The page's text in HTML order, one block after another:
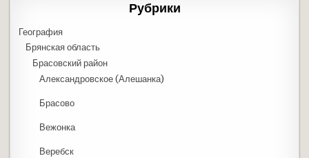
Рубрики
География
Брянская область
Брасовский район
Александровское (Алешанка)
Брасово
Вежонка
Веребск